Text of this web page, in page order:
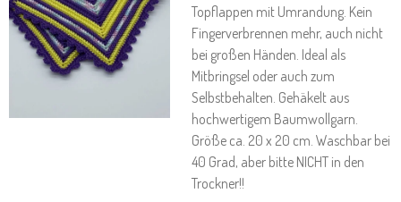
Topflappen mit Umrandung. Kein
Fingerverbrennen mehr, auch nicht
bei großen Händen. Ideal als
Mitbringsel oder auch zum
Selbstbehalten. Gehäkelt aus
hochwertigem Baumwollgarn.
Größe ca. 20 x 20 cm. Waschbar bei
40 Grad, aber bitte NICHT in den
Trockner!!